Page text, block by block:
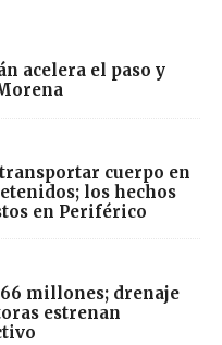
acelera el paso y
transportar cuerpo en
los hechos
en Periférico
millones; drenaje
estrenan